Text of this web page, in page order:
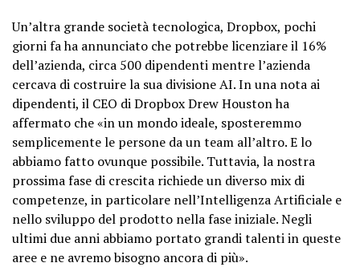
Un’altra grande società tecnologica, Dropbox, pochi
giorni fa ha annunciato che potrebbe licenziare il 16%
dell’azienda, circa 500 dipendenti mentre l’azienda
cercava di costruire la sua divisione AI. In una nota ai
dipendenti, il CEO di Dropbox Drew Houston ha
affermato che «in un mondo ideale, sposteremmo
semplicemente le persone da un team all’altro. E lo
abbiamo fatto ovunque possibile. Tuttavia, la nostra
prossima fase di crescita richiede un diverso mix di
competenze, in particolare nell’Intelligenza Artificiale e
nello sviluppo del prodotto nella fase iniziale. Negli
ultimi due anni abbiamo portato grandi talenti in queste
aree e ne avremo bisogno ancora di più».